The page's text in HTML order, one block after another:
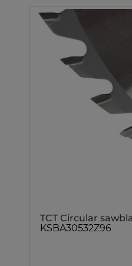
TCT Circular
KSBA30532Z96